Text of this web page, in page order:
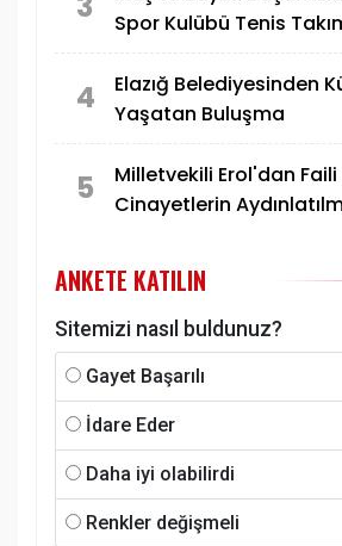
Spor Kulübü Tenis
4
Elazığ Belediyesinden
Yaşatan Buluşma
5
Milletvekili Erol'dan
Cinayetlerin
ANKETE KATILIN
Sitemizi nasıl buldunuz?
Gayet Başarılı
İdare Eder
Daha iyi olabilirdi
Renkler değişmeli